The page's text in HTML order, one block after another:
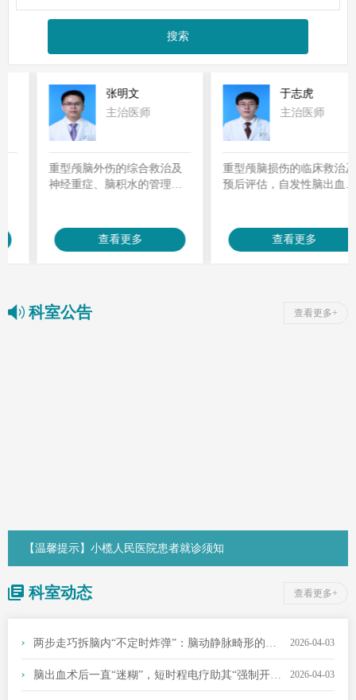
张明文
主治医师
重型颅脑外伤的综合救治及
神经重症、脑积水的管理，
瘤的显微外科治疗经验丰
查看更多
于志虎
主治医师
重型颅脑损伤的临床救治及
预后评估，自发性脑出血的
促醒，癫痫、帕金森、原发
性三叉神经痛及面肌痉挛等
查看更多
查看更多+
科室公告
【温馨提示】小榄人民医院患者就诊须知
查看更多+
科室动态
2026-04-03
两步走巧拆脑内“不定时炸弹”：脑动静脉畸形的栓塞+切除联合治疗
2026-04-03
脑出血术后一直“迷糊”，短时程电疗助其“强制开机”